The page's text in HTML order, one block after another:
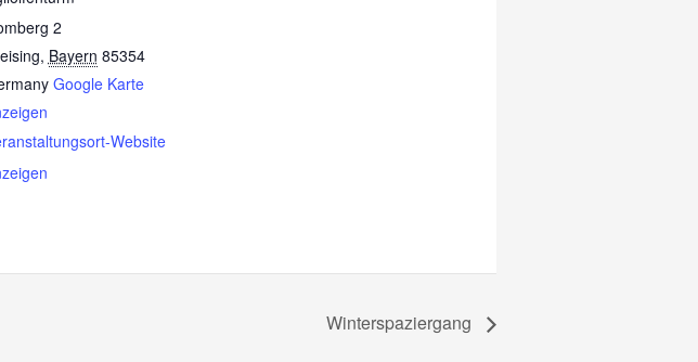
2
, Bayern 85354
Google Karte
Website
Winterspaziergang